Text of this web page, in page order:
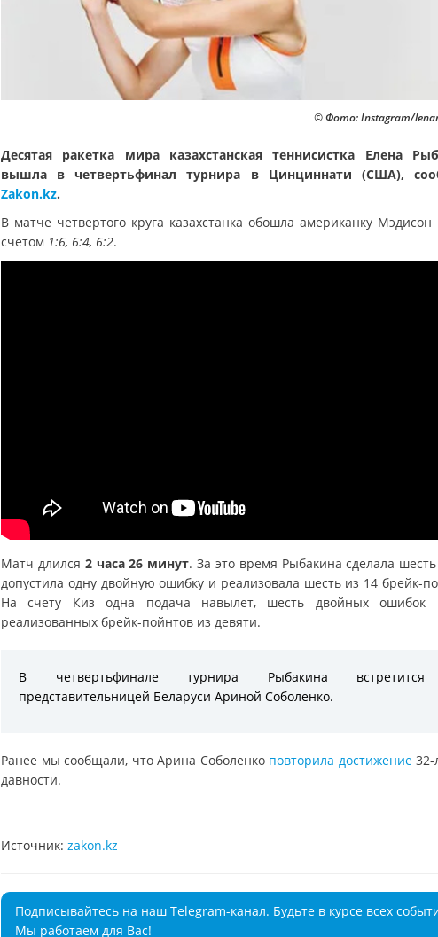
© Фото: Instagram/
Десятая ракетка мира казахстанская теннисистка Елена
вышла в четвертьфинал турнира в Цинциннати (США),
Zakon.kz.
В матче четвертого круга казахстанка обошла американку Мэдисон
счетом 1:6, 6:4, 6:2.
Матч длился 2 часа 26 минут. За это время Рыбакина сделала шесть
допустила одну двойную ошибку и реализовала шесть из 14 брейк-
На счету Киз одна подача навылет, шесть двойных ошибок
реализованных брейк-пойнтов из девяти.
В четвертьфинале турнира Рыбакина
представительницей Беларуси Ариной Соболенко.
Ранее мы сообщали, что Арина Соболенко повторила достижение32-
давности.
Источник: zakon.kz
Подписывайтесь на наш Telegram-канал. Будьте в курсе всех
Мы работаем для Вас!